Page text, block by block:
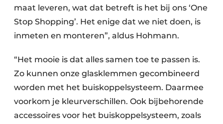
maat leveren, wat dat betreft is het bij ons ‘One
Stop Shopping’. Het enige dat we niet doen, is
inmeten en monteren”, aldus Hohmann.
“Het mooie is dat alles samen toe te passen is.
Zo kunnen onze glasklemmen gecombineerd
worden met het buiskoppelsysteem. Daarmee
voorkom je kleurverschillen. Ook bijbehorende
accessoires voor het buiskoppelsysteem, zoals